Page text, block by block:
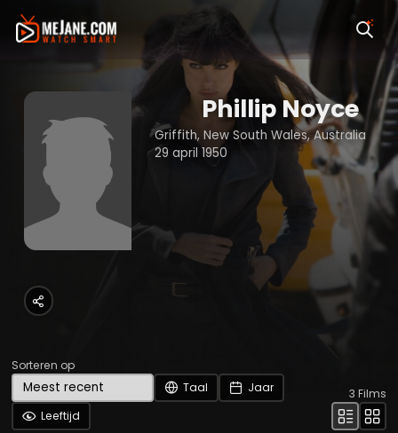
Phillip Noyce
Griffith, New South Wales, Australia
29 april 1950
Sorteren op
Taal
Jaar
Leeftijd
3 Films